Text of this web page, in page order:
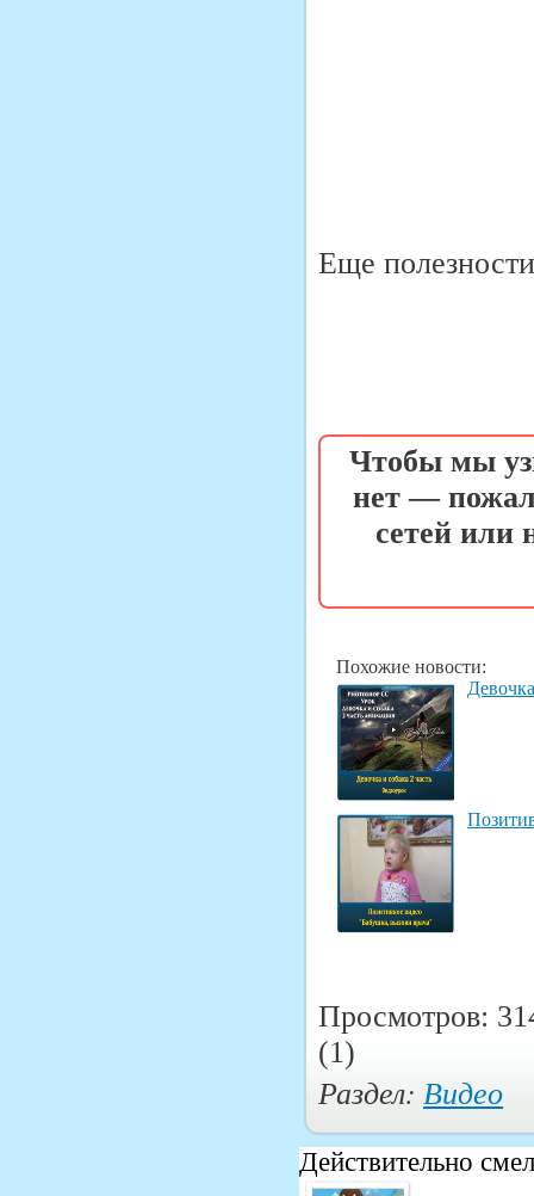
Еще
Чтобы мы
нет —
сетей или
Похожие новости:
Просмотров:
(1)
Раздел: Видео
Действительно